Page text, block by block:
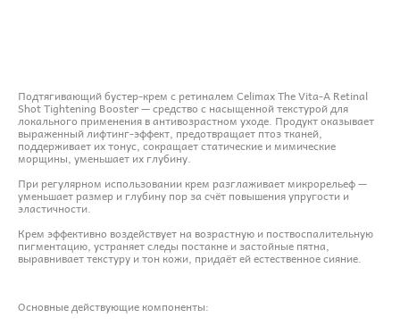
Подтягивающий бустер-крем с ретиналем Celimax The Vita-A Retinal
Shot Tightening Booster — средство с насыщенной текстурой для
локального применения в антивозрастном уходе. Продукт оказывает
выраженный лифтинг-эффект, предотвращает птоз тканей,
поддерживает их тонус, сокращает статические и мимические
морщины, уменьшает их глубину.
При регулярном использовании крем разглаживает микрорельеф —
уменьшает размер и глубину пор за счёт повышения упругости и
эластичности.
Крем эффективно воздействует на возрастную и поствоспалительную
пигментацию, устраняет следы постакне и застойные пятна,
выравнивает текстуру и тон кожи, придаёт ей естественное сияние.
Основные действующие компоненты: